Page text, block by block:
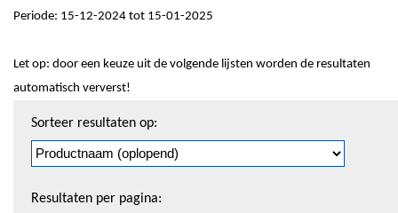
Periode: 15-12-2024 tot 15-01-2025
Let op: door een keuze uit de volgende lijsten worden de resultaten
automatisch ververst!
pagineren
Sorteer resultaten op:
Resultaten per pagina: